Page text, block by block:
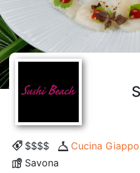
$$$$ Cucina
Savona